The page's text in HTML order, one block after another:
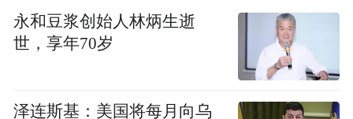
曲小戏(折子戏)8个，短剧10个和课本剧3
个。还有2部展演剧目。参演院校、参演学生
多元丰富，既有专业戏剧院校，也有综合性
永和豆浆创始人林炳生逝
世，享年70岁
泽连斯基：美国将每月向乌